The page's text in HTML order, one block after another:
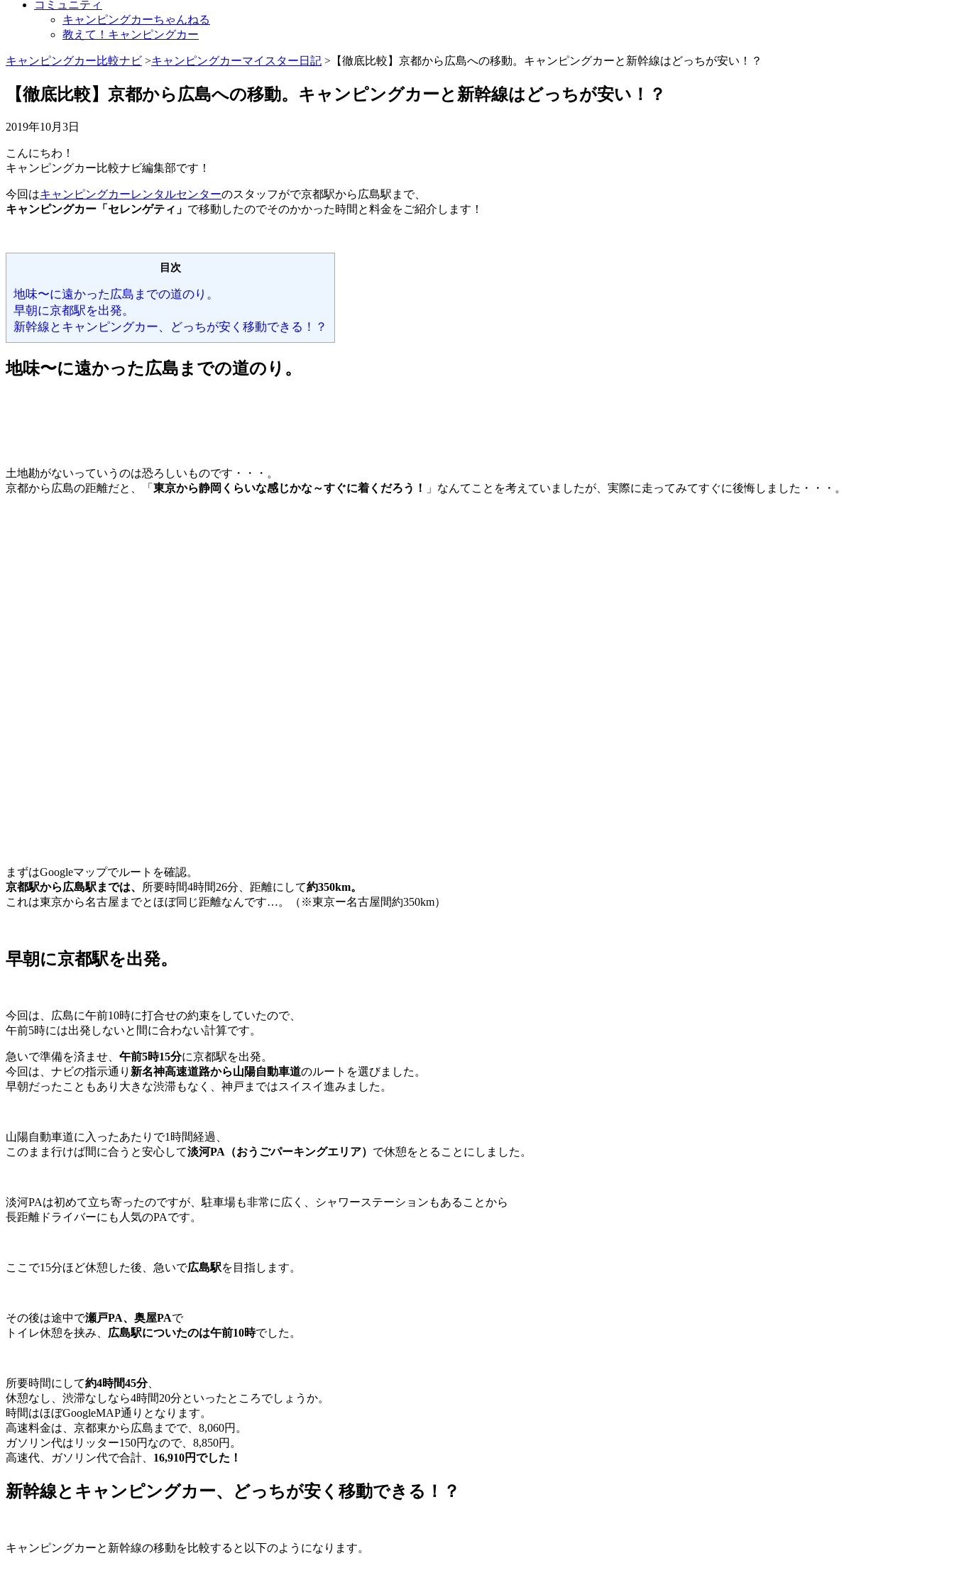
コミュニティ
キャンピングカーちゃんねる
教えて！キャンピングカー
キャンピングカー比較ナビ >キャンピングカーマイスター日記 >【徹底比較】京都から広島への移動。キャンピングカーと新幹線はどっちが安い！？
【徹底比較】京都から広島への移動。キャンピングカーと新幹線はどっちが安い！？
2019年10月3日
こんにちわ！
キャンピングカー比較ナビ編集部です！
今回はキャンピングカーレンタルセンターのスタッフがで京都駅から広島駅まで、
キャンピングカー「セレンゲティ」 で移動したのでそのかかった時間と料金をご紹介します！
目次
地味〜に遠かった広島までの道のり。
早朝に京都駅を出発。
新幹線とキャンピングカー、どっちが安く移動できる！？
地味〜に遠かった広島までの道のり。
土地勘がないっていうのは恐ろしいものです・・・。
京都から広島の距離だと、「 東京から静岡くらいな感じかな～すぐに着くだろう！ 」なんてことを考えていましたが、実際に走ってみてすぐに後悔しました・・・。
まずはGoogleマップでルートを確認。
京都駅から広島駅までは、
所要時間4時間26分、距離にして約350km。
これは東京から名古屋までとほぼ同じ距離なんです…。（※東京ー名古屋間約350km）
早朝に京都駅を出発。
今回は、広島に午前10時に打合せの約束をしていたので、
午前5時には出発しないと間に合わない計算です。
急いで準備を済ませ、 午前5時15分に京都駅を出発。
今回は、ナビの指示通り 新名神高速道路から山陽自動車道のルートを選びました。
早朝だったこともあり大きな渋滞もなく、神戸まではスイスイ進みました。
山陽自動車道に入ったあたりで1時間経過、
このまま行けば間に合うと安心して淡河PA（おうごパーキングエリア） で休憩をとることにしました。
淡河PAは初めて立ち寄ったのですが、駐車場も非常に広く、シャワーステーションもあることから
長距離ドライバーにも人気のPAです。
ここで15分ほど休憩した後、急いで広島駅を目指します。
その後は途中で瀬戸PA、奥屋PAで
トイレ休憩を挟み、 広島駅についたのは午前10時でした。
所要時間にして約4時間45分、
休憩なし、渋滞なしなら4時間20分といったところでしょうか。
時間はほぼGoogleMAP通りとなります。
高速料金は、京都東から広島までで、8,060円。
ガソリン代はリッター150円なので、8,850円。
高速代、ガソリン代で合計、 16,910円でした！
新幹線とキャンピングカー、どっちが安く移動できる！？
キャンピングカーと新幹線の移動を比較すると以下のようになります。